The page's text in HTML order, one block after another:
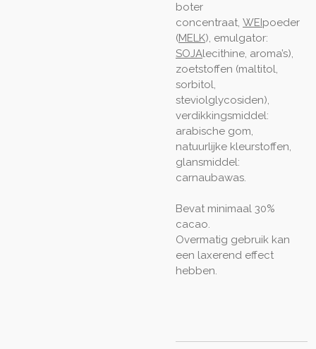
boter
concentraat, WEI poeder
(MELK), emulgator:
SOJAlecithine, aroma’s),
zoetstoffen (maltitol,
sorbitol,
steviolglycosiden),
verdikkingsmiddel:
arabische gom,
natuurlijke kleurstoffen,
glansmiddel:
carnaubawas.
Bevat minimaal 30%
cacao.
Overmatig gebruik kan
een laxerend effect
hebben.